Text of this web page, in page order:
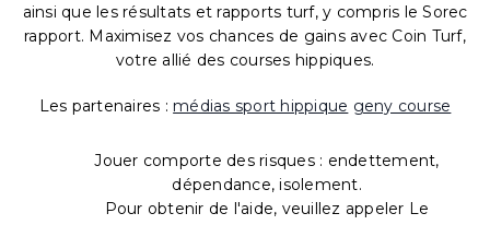
ainsi que les résultats et rapports turf, y compris le Sorec
rapport. Maximisez vos chances de gains avec Coin Turf,
votre allié des courses hippiques.
Les partenaires : médias sport hippique geny course
Jouer comporte des risques : endettement,
dépendance, isolement.
Pour obtenir de l'aide, veuillez appeler Le